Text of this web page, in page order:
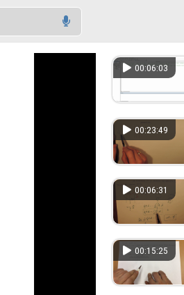
00:06:03
00:23:49
00:06:31
00:15:25